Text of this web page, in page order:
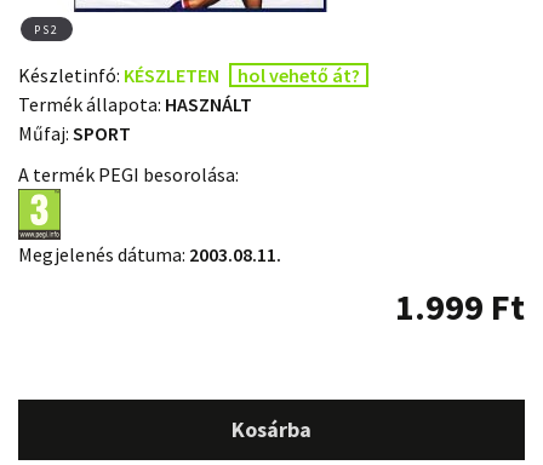
PS2
Készletinfó: KÉSZLETEN
hol vehető át?
Termék állapota: HASZNÁLT
Műfaj: SPORT
A termék PEGI besorolása:
Megjelenés dátuma: 2003.08.11.
1.999 Ft
Kosárba